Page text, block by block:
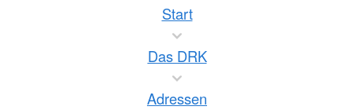
Start
Das DRK
Adressen